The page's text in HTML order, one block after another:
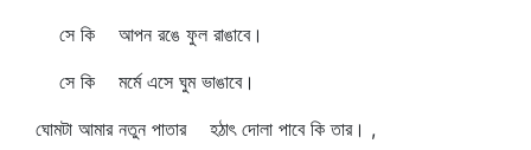
সে কি আপন রঙে ফুল রাঙাবে।
সে কি মর্মে এসে ঘুম ভাঙাবে।
ঘোমটা আমার নতুন পাতার হঠাৎ দোলা পাবে কি তার। ,